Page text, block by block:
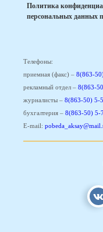
Политика
персональных данных
Телефоны:
приемная (факс) – 8(863-
рекламный отдел – 8(863-
журналисты – 8(863-50) 5-
бухгалтерия – 8(863-50) 5-
E-mail: